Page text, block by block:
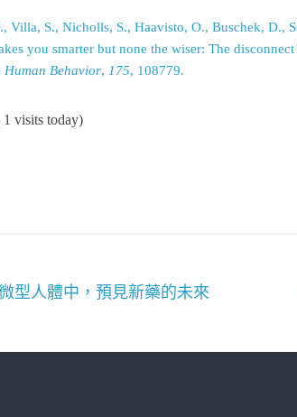
Villa, S., Nicholls, S., Haavisto, O., Buschek, D.,
you smarter but none the wiser: The
Human Behavior, 175, 108779.
visits today)
型人體中，預見新藥的未來